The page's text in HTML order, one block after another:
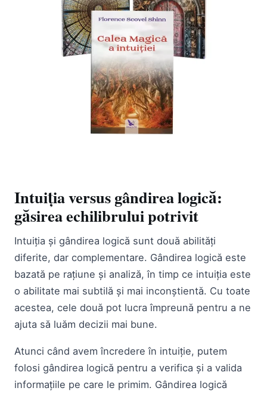
Intuiția versus gândirea logică:
găsirea echilibrului potrivit
Intuiția și gândirea logică sunt două abilități
diferite, dar complementare. Gândirea logică este
bazată pe rațiune și analiză, în timp ce intuiția este
o abilitate mai subtilă și mai inconștientă. Cu toate
acestea, cele două pot lucra împreună pentru a ne
ajuta să luăm decizii mai bune.
Atunci când avem încredere în intuiție, putem
folosi gândirea logică pentru a verifica și a valida
informațiile pe care le primim. Gândirea logică